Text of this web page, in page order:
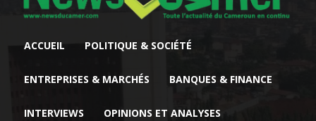
ACCUEIL POLITIQUE & SOCIÉTÉ
ENTREPRISES & MARCHÉS BANQUES & FINANCE
INTERVIEWS OPINIONS ET ANALYSES